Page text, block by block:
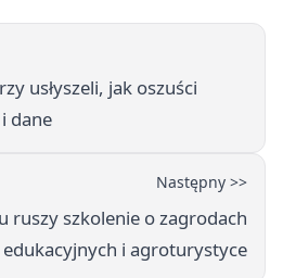
usłyszeli, jak oszuści
dane
Następny >>
ruszy szkolenie o zagrodach
edukacyjnych i agroturystyce